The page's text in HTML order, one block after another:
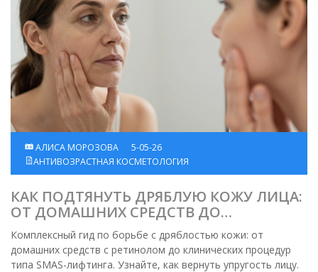
АЛИСА МОРОЗОВА
5-05-26
АНТИВОЗРАСТНАЯ КОСМЕТОЛОГИЯ
КАК ПОДТЯНУТЬ ДРЯБЛУЮ КОЖУ ЛИЦА:
ОТ ДОМАШНИХ СРЕДСТВ ДО
КЛИНИЧЕСКИХ ПРОЦЕДУР
Комплексный гид по борьбе с дряблостью кожи: от
домашних средств с ретинолом до клинических процедур
типа SMAS-лифтинга. Узнайте, как вернуть упругость лицу.